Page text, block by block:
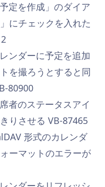
定を作成」のダイア
にチェックを入れた
ンダーに予定を追加
を撮ろうとすると同
80900
者のステータスアイ
りさせる VB-87465
形式のカレンダ
ーマットのエラーが